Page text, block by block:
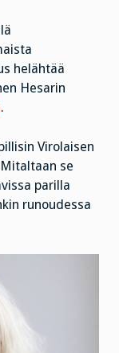
helähtää
Hesarin
.
Virolaisen
se
parilla
runoudessa